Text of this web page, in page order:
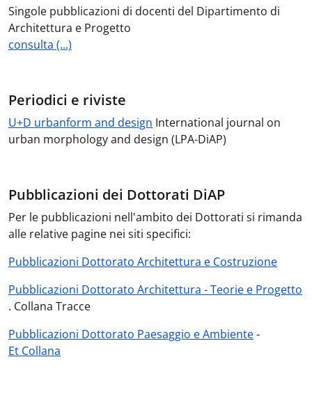
Singole pubblicazioni di docenti del Dipartimento di
Architettura e Progetto
consulta (...)
Periodici e riviste
U+D urbanform and design International journal on
urban morphology and design (LPA-DiAP)
Pubblicazioni dei Dottorati DiAP
Per le pubblicazioni nell'ambito dei Dottorati si rimanda
alle relative pagine nei siti specifici:
Pubblicazioni Dottorato Architettura e Costruzione
Pubblicazioni Dottorato Architettura - Teorie e Progetto
. Collana Tracce
Pubblicazioni Dottorato Paesaggio e Ambiente-
Et Collana